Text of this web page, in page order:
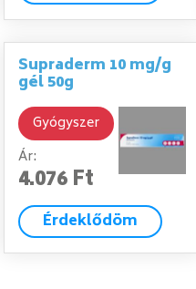
Supraderm 10 mg/g
gél 50g
Gyógyszer
Ár:
4.076 Ft
Érdeklődöm